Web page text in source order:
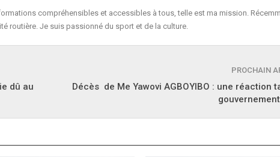
compréhensibles et accessibles à tous, telle est ma mission.
routière. Je suis passionné du sport et de la culture.
dû au
PROCHAIN
Décès de Me Yawovi AGBOYIBO : une réaction